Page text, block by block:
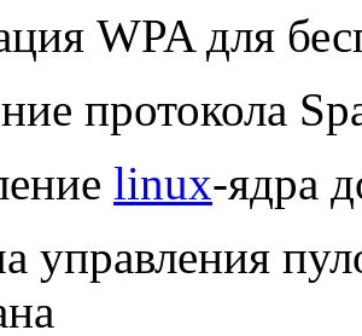
WPA для
протокола
linux-ядра
управления